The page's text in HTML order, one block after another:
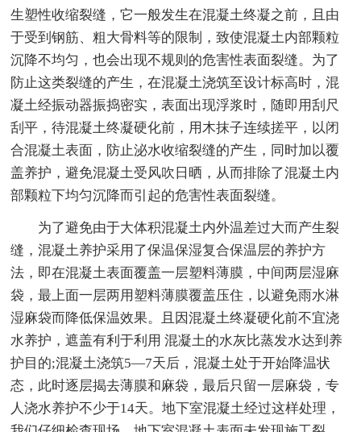
生塑性收缩裂缝，它一般发生在混凝土终凝之前，且由
于受到钢筋、粗大骨料等的限制，致使混凝土内部颗粒
沉降不均匀，也会出现不规则的危害性表面裂缝。为了
防止这类裂缝的产生，在混凝土浇筑至设计标高时，混
凝土经振动器振捣密实，表面出现浮浆时，随即用刮尺
刮平，待混凝土终凝硬化前，用木抹子连续搓平，以闭
合混凝土表面，防止泌水收缩裂缝的产生，同时加以覆
盖养护，避免混凝土受风吹日晒，从而排除了混凝土内
部颗粒下均匀沉降而引起的危害性表面裂缝。
为了避免由于大体积混凝土内外温差过大而产生裂
缝，混凝土养护采用了保温保湿复合保温层的养护方
法，即在混凝土表面覆盖一层塑料薄膜，中间两层湿麻
袋，最上面一层两用塑料薄膜覆盖压住，以避免雨水淋
湿麻袋而降低保温效果。且因混凝土终凝硬化前不宜浇
水养护，遮盖有利于利用 混凝土的水灰比蒸发水达到养
护目的;混凝土浇筑5—7天后，混凝土处于开始降温状
态，此时逐层揭去薄膜和麻袋，最后只留一层麻袋，专
人浇水养护不少于14天。地下室混凝土经过这样处理，